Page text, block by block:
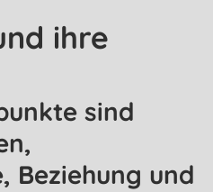
ihre
sind
Beziehung und